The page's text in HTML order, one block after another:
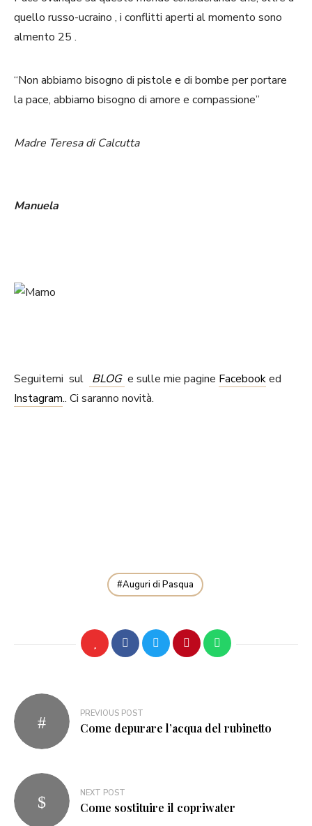
quello russo-ucraino , i conflitti aperti al momento sono
almento 25 .
“Non abbiamo bisogno di pistole e di bombe per portare
la pace, abbiamo bisogno di amore e compassione”
Madre Teresa di Calcutta
Manuela
Seguitemi sul BLOG e sulle mie pagine Facebooked
Instagram.. Ci saranno novità.
Auguri di Pasqua
PREVIOUS POST
Come depurare l’acqua del rubinetto
NEXT POST
Come sostituire il copriwater